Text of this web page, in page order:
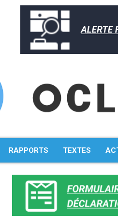
RAPPORTS TEXTES